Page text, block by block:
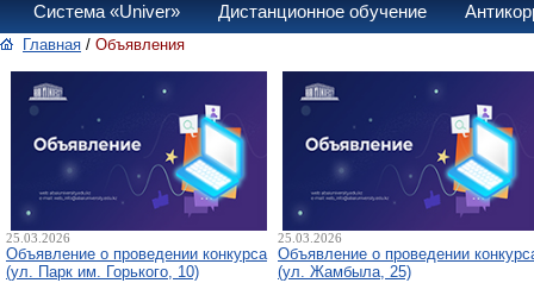
Система «Univer»
Дистанционное обучение
Главная / Объявления
25.03.2026
Объявление о проведении конкурса
(ул. Парк им. Горького, 10)
25.03.2026
Объявление о проведении
(ул. Жамбыла, 25)